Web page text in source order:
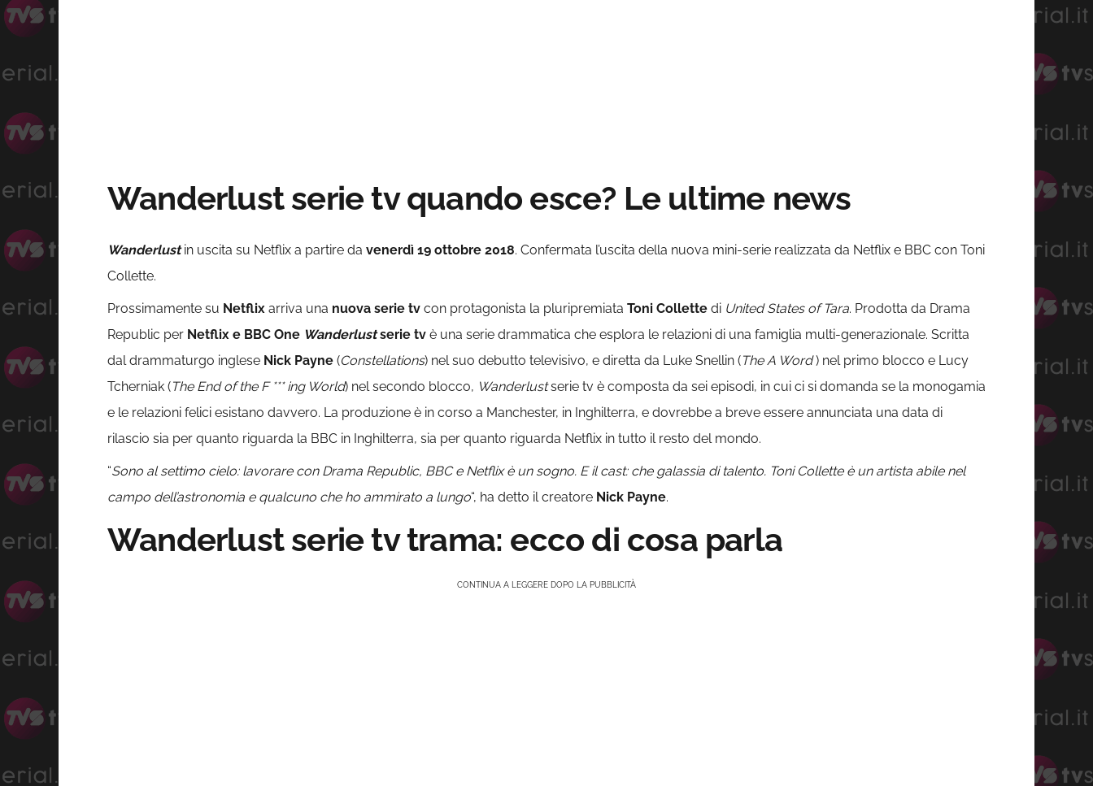
Wanderlust serie tv quando esce? Le ultime news
Wanderlustin uscita su Netflix a partire da venerdì 19 ottobre 2018. Confermata l’uscita della nuova mini-serie realizzata da Netflix e BBC con Toni
Collette.
Prossimamente su Netflix arriva una nuova serie tv con protagonista la pluripremiata Toni Collette di United States of Tara. Prodotta da Drama
Republic per Netflix e BBC One Wanderlustserie tv è una serie drammatica che esplora le relazioni di una famiglia multi-generazionale. Scritta
dal drammaturgo inglese Nick Payne (Constellations) nel suo debutto televisivo, e diretta da Luke Snellin (The A Word) nel primo blocco e Lucy
Tcherniak (The End of the F *** ing World) nel secondo blocco, Wanderlustserie tv è composta da sei episodi, in cui ci si domanda se la monogamia
e le relazioni felici esistano davvero. La produzione è in corso a Manchester, in Inghilterra, e dovrebbe a breve essere annunciata una data di
rilascio sia per quanto riguarda la BBC in Inghilterra, sia per quanto riguarda Netflix in tutto il resto del mondo.
“Sono al settimo cielo: lavorare con Drama Republic, BBC e Netflix è un sogno. E il cast: che galassia di talento. Toni Collette è un artista abile nel
campo dell’astronomia e qualcuno che ho ammirato a lungo“, ha detto il creatore Nick Payne.
Wanderlust serie tv trama: ecco di cosa parla
CONTINUA A LEGGERE DOPO LA PUBBLICITÀ